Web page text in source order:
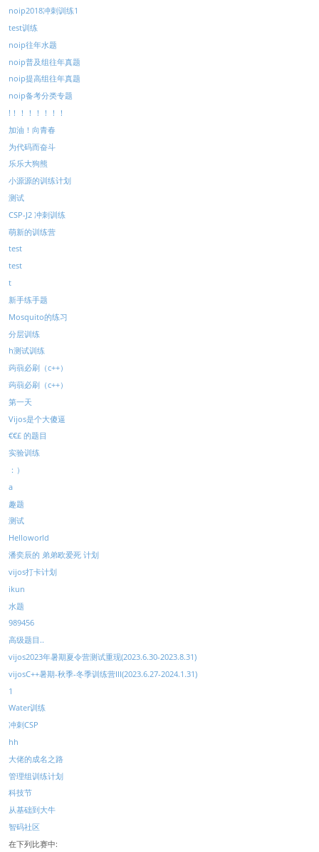
noip2018冲刺训练1
test训练
noip往年水题
noip普及组往年真题
noip提高组往年真题
noip备考分类专题
!！！！！！！！
加油！向青春
为代码而奋斗
乐乐大狗熊
小源源的训练计划
测试
CSP-J2 冲刺训练
萌新的训练营
test
test
t
新手练手题
Mosquito的练习
分层训练
h测试训练
蒟蒻必刷（c++）
蒟蒻必刷（c++）
第一天
Vijos是个大傻逼
€€£ 的题目
实验训练
：）
a
趣题
测试
Helloworld
潘奕辰的 弟弟欧爱死 计划
vijos打卡计划
ikun
水题
989456
高级题目..
vijos2023年暑期夏令营测试重现(2023.6.30-2023.8.31)
vijosC++暑期-秋季-冬季训练营III(2023.6.27-2024.1.31)
1
Water训练
冲刺CSP
hh
大佬的成名之路
管理组训练计划
科技节
从基础到大牛
智码社区
在下列比赛中: